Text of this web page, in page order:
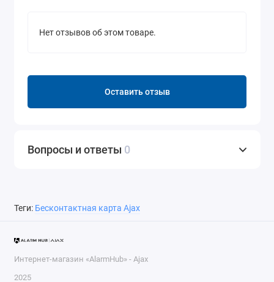
Нет отзывов об этом товаре.
Оставить отзыв
Вопросы и ответы 0
Теги: Бесконтактная карта Ajax
Интернет-магазин «AlarmHub» - Ajax
2025